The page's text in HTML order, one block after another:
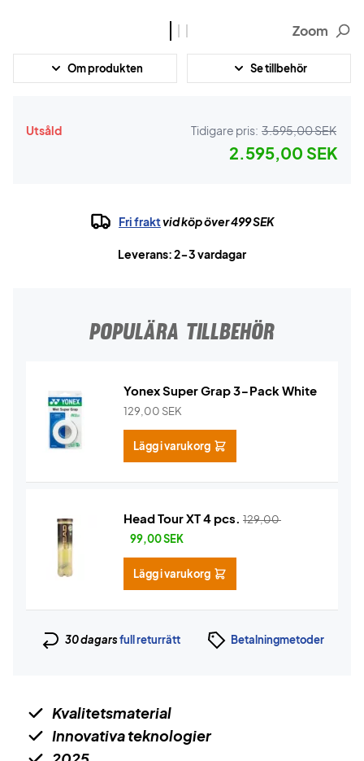
Zoom
Om produkten Se tillbehör
Utsåld Tidigare pris: 3.595,00 SEK
2.595,00 SEK
Fri fraktvid köp över 499 SEK
Leverans: 2-3 vardagar
POPULÄRA TILLBEHÖR
Yonex Super Grap 3-Pack White
129,00 SEK
Lägg i varukorg
Head Tour XT 4 pcs. 129,00
99,00SEK
Lägg i varukorg
30 dagarsfull returrätt Betalningmetoder
Kvalitetsmaterial
Innovativa teknologier